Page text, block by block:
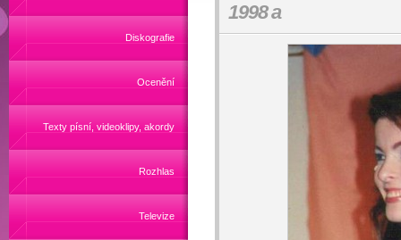
Diskografie
Ocenění
Texty písní, videoklipy, akordy
Rozhlas
Televize
1998 a